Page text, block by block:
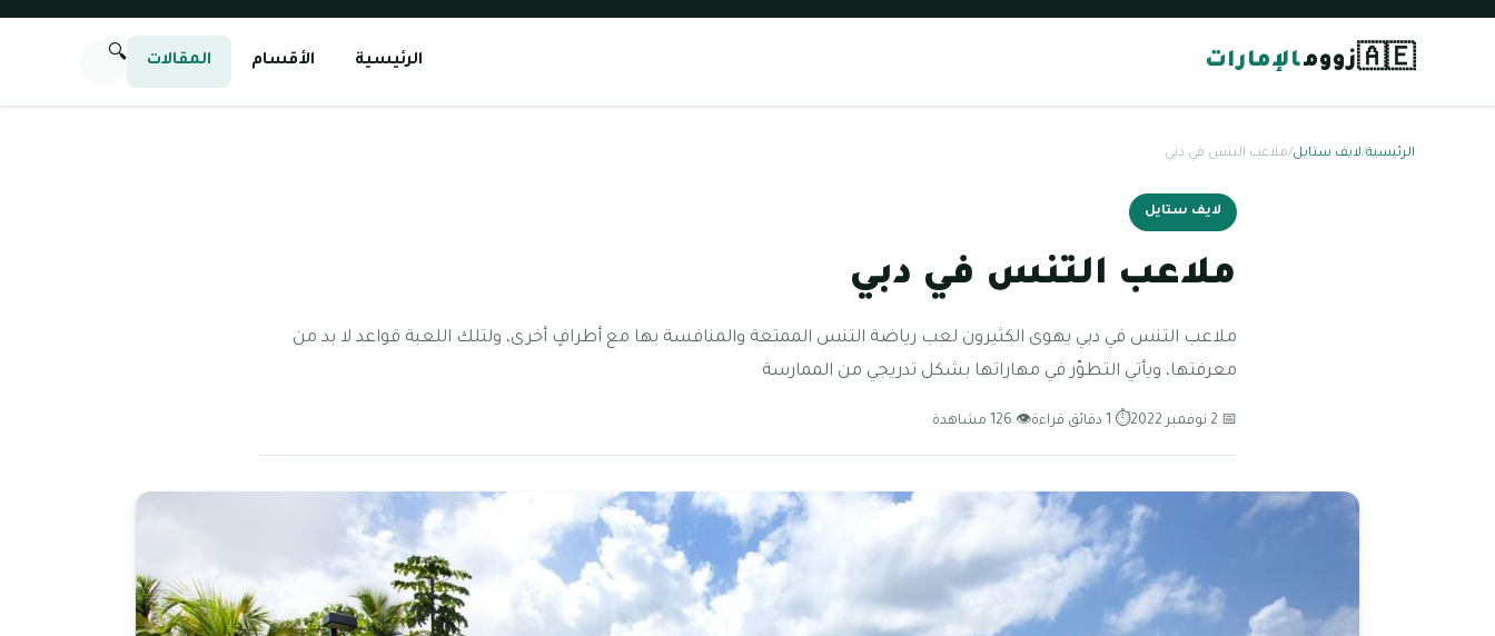
🇦🇪زوومالإمارات الرئيسية الأقسام المقالات 🔍
الرئيسية/لايف ستايل/ملاعب التنس في دبي
لايف ستايل
ملاعب التنس في دبي
ملاعب التنس في دبي يهوى الكثيرون لعب رياضة التنس الممتعة والمنافسة بها مع أطرافٍ أخرى، ولتلك اللعبة قواعد لا بد من
معرفتها، ويأتي التطوّر في مهاراتها بشكل تدريجي من الممارسة
📅 2 نوفمبر 2022 ⏱ 1 دقائق قراءة 👁 126 مشاهدة